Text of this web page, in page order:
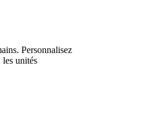
Personnalisez
unités